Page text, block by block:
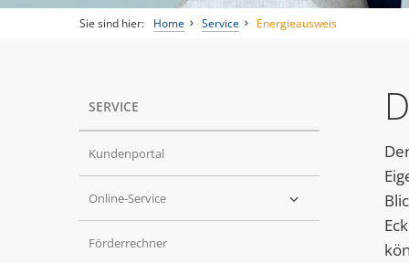
Sie sind hier: Home Service Energieausweis
SERVICE
Kundenportal
Online-Service
Förderrechner